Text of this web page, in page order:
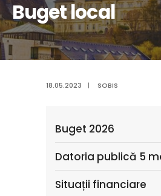
Buget local
18.05.2023 | SOBIS
Buget 2026
Datoria publică 5
Situații financiare